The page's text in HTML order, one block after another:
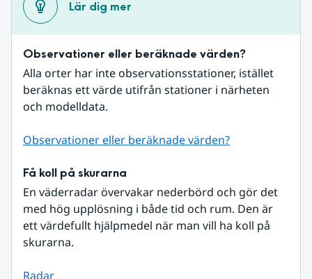
Lär dig mer
Observationer eller beräknade värden?
Alla orter har inte observationsstationer, istället
beräknas ett värde utifrån stationer i närheten
och modelldata.
Observationer eller beräknade värden?
Få koll på skurarna
En väderradar övervakar nederbörd och gör det
med hög upplösning i både tid och rum. Den är
ett värdefullt hjälpmedel när man vill ha koll på
skurarna.
Radar